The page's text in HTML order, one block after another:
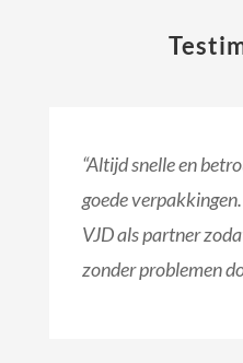
“Altijd snelle en
goede
VJD als partner
zonder problemen